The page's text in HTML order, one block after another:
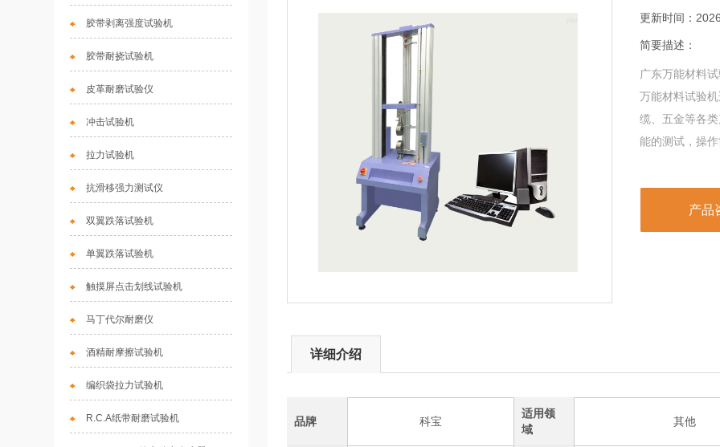
胶带剥离强度试验机
胶带耐挠试验机
皮革耐磨试验仪
冲击试验机
拉力试验机
抗滑移强力测试仪
双翼跌落试验机
单翼跌落试验机
触摸屏点击划线试验机
马丁代尔耐磨仪
酒精耐摩擦试验机
编织袋拉力试验机
R.C.A纸带耐磨试验机
更新时间：
简要描述：
广东万能材料
万能材料试验
缆、五金等各
能的测试，操
产品
详细介绍
品牌 科宝
适用领
域
其他